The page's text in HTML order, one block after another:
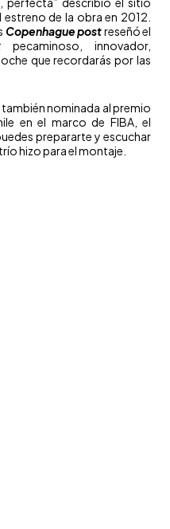
de la obra en 2012.
Copenhague postreseñó el
pecaminoso, innovador,
que recordarás por las
también nominada al premio
en el marco de FIBA, el
prepararte y escuchar
hizo para el montaje.